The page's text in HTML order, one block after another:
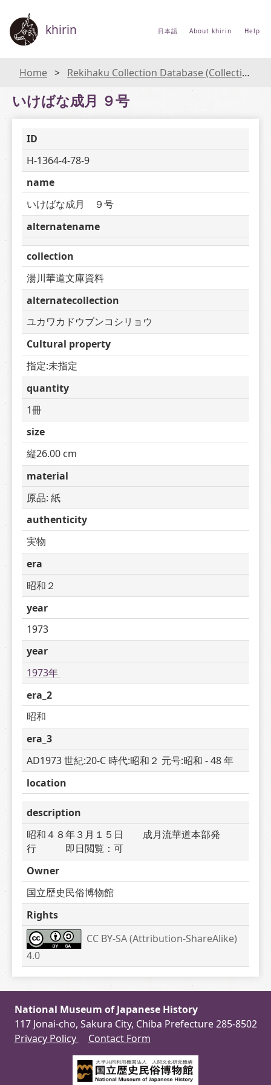
khirin 日本語 About khirin Help
Home Rekihaku Collection Database (Collections Database of the National Museum of Japanese History)
いけばな成月 ９号
ID
H-1364-4-78-9
name
いけばな成月　９号
alternatename
collection
湯川華道文庫資料
alternatecollection
ユカワカドウブンコシリョウ
Cultural property
指定:未指定
quantity
1冊
size
縦26.00 cm
material
原品: 紙
authenticity
実物
era
昭和２
year
1973
year
1973年
era_2
昭和
era_3
AD1973 世紀:20-C 時代:昭和２ 元号:昭和 - 48 年
location
description
昭和４８年３月１５日　　成月流華道本部発
行　　　即日閲覧：可
Owner
国立歴史民俗博物館
Rights
CC BY-SA (Attribution-ShareAlike)
4.0
National Museum of Japanese History
117 Jonai-cho, Sakura City, Chiba Prefecture 285-8502
Privacy Policy
Contact Form